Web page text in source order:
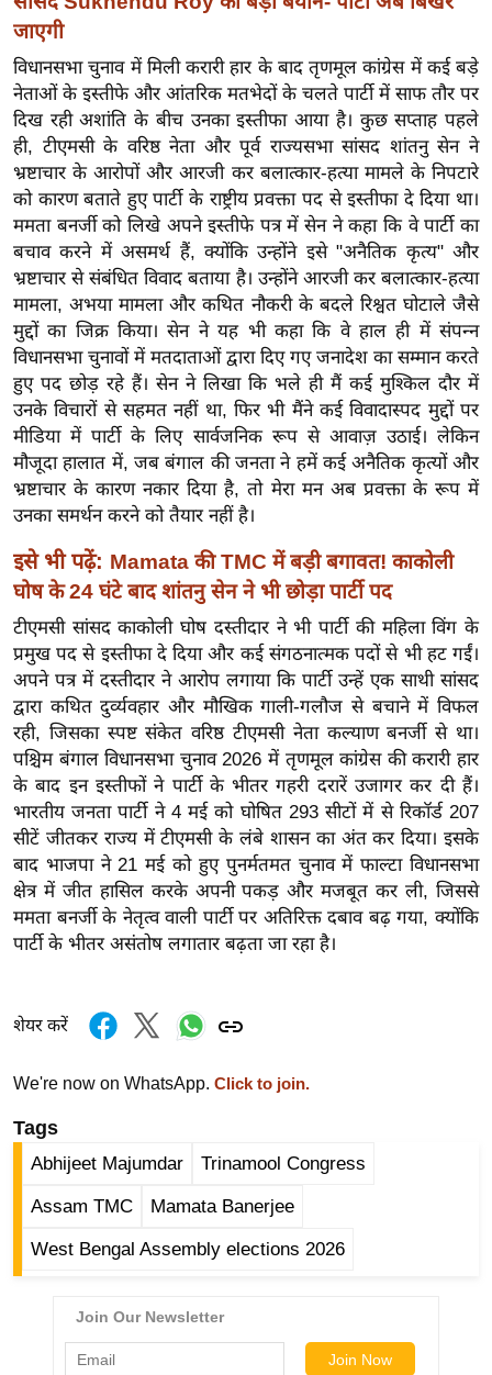
ख्सि
य
त
यं
ग
इं
डि
या
सा
हि
त्य
ज
ग
त
ऑ
टो
व
र्ल्ड
न्यू
ज
ब्री
फ
म
नो
रं
ज
न
ज
ग
त
बॉ
ली
वु
हॉ
वु
फि
ल्म
स
क्षा
जाएगी
विधानसभा चुनाव में मिली करारी हार के बाद तृणमूल कांग्रेस में कई बड़े
नेताओं के इस्तीफे और आंतरिक मतभेदों के चलते पार्टी में साफ तौर पर
दिख रही अशांति के बीच उनका इस्तीफा आया है। कुछ सप्ताह पहले
ही, टीएमसी के वरिष्ठ नेता और पूर्व राज्यसभा सांसद शांतनु सेन ने
भ्रष्टाचार के आरोपों और आरजी कर बलात्कार-हत्या मामले के निपटारे
को कारण बताते हुए पार्टी के राष्ट्रीय प्रवक्ता पद से इस्तीफा दे दिया था।
ममता बनर्जी को लिखे अपने इस्तीफे पत्र में सेन ने कहा कि वे पार्टी का
बचाव करने में असमर्थ हैं, क्योंकि उन्होंने इसे "अनैतिक कृत्य" और
भ्रष्टाचार से संबंधित विवाद बताया है। उन्होंने आरजी कर बलात्कार-हत्या
मामला, अभया मामला और कथित नौकरी के बदले रिश्वत घोटाले जैसे
मुद्दों का जिक्र किया। सेन ने यह भी कहा कि वे हाल ही में संपन्न
विधानसभा चुनावों में मतदाताओं द्वारा दिए गए जनादेश का सम्मान करते
हुए पद छोड़ रहे हैं। सेन ने लिखा कि भले ही मैं कई मुश्किल दौर में
उनके विचारों से सहमत नहीं था, फिर भी मैंने कई विवादास्पद मुद्दों पर
मीडिया में पार्टी के लिए सार्वजनिक रूप से आवाज़ उठाई। लेकिन
मौजूदा हालात में, जब बंगाल की जनता ने हमें कई अनैतिक कृत्यों और
भ्रष्टाचार के कारण नकार दिया है, तो मेरा मन अब प्रवक्ता के रूप में
उनका समर्थन करने को तैयार नहीं है।
इसे भी पढ़ें: Mamata की TMC में बड़ी बगावत! काकोली
घोष के 24 घंटे बाद शांतनु सेन ने भी छोड़ा पार्टी पद
टीएमसी सांसद काकोली घोष दस्तीदार ने भी पार्टी की महिला विंग के
प्रमुख पद से इस्तीफा दे दिया और कई संगठनात्मक पदों से भी हट गईं।
अपने पत्र में दस्तीदार ने आरोप लगाया कि पार्टी उन्हें एक साथी सांसद
द्वारा कथित दुर्व्यवहार और मौखिक गाली-गलौज से बचाने में विफल
रही, जिसका स्पष्ट संकेत वरिष्ठ टीएमसी नेता कल्याण बनर्जी से था।
पश्चिम बंगाल विधानसभा चुनाव 2026 में तृणमूल कांग्रेस की करारी हार
के बाद इन इस्तीफों ने पार्टी के भीतर गहरी दरारें उजागर कर दी हैं।
भारतीय जनता पार्टी ने 4 मई को घोषित 293 सीटों में से रिकॉर्ड 207
सीटें जीतकर राज्य में टीएमसी के लंबे शासन का अंत कर दिया। इसके
बाद भाजपा ने 21 मई को हुए पुनर्मतमत चुनाव में फाल्टा विधानसभा
क्षेत्र में जीत हासिल करके अपनी पकड़ और मजबूत कर ली, जिससे
ममता बनर्जी के नेतृत्व वाली पार्टी पर अतिरिक्त दबाव बढ़ गया, क्योंकि
पार्टी के भीतर असंतोष लगातार बढ़ता जा रहा है।
शेयर करें
We're now on WhatsApp. Click to join.
Tags
Abhijeet Majumdar Trinamool Congress
Assam TMC Mamata Banerjee
West Bengal Assembly elections 2026